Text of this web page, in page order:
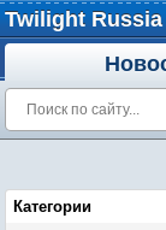
Twilight Russia
Категории